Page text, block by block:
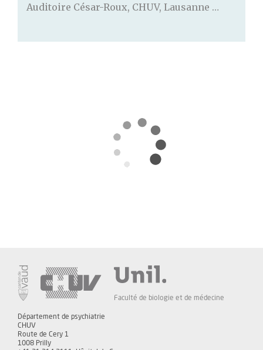
Auditoire César-Roux, CHUV, Lausanne …
Faculté de biologie et de médecine
Département de psychiatrie
CHUV
Route de Cery 1
1008 Prilly